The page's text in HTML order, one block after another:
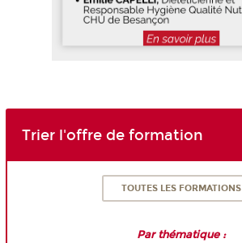
Trier l'offre de formation
TOUTES LES FORMATIONS
Par thématique :